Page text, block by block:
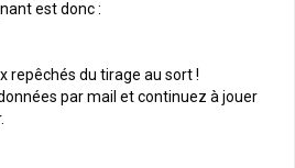
est donc :
repêchés du tirage au sort !
par mail et continuez à jouer